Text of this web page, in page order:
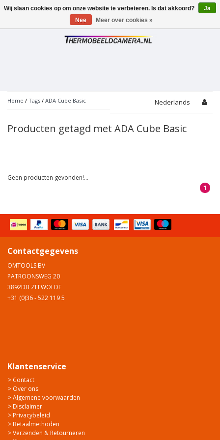
Toggle
Home / Tags / ADA Cube Basic Nederlands
Producten getagd met ADA Cube Basic
Geen producten gevonden!...
1
Contactgegevens
OMTOOLS BV
PATROONSWEG 20
3892DB ZEEWOLDE
+31 (0)36 - 522 119 5
Klantenservice
> Contact
> Over ons
> Algemene voorwaarden
> Disclaimer
> Privacybeleid
> Betaalmethoden
> Verzenden & Retourneren
Wij slaan cookies op om onze website te verbeteren. Is dat akkoord?
Ja
Nee
Meer over cookies »